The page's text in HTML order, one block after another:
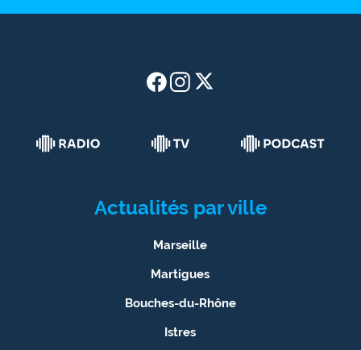
Actualités par ville
Marseille
Martigues
Bouches-du-Rhône
Istres